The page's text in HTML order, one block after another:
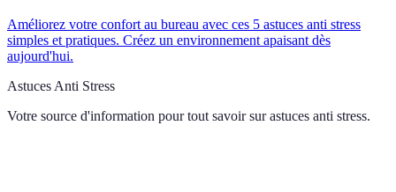
Améliorez votre confort au bureau avec ces 5 astuces anti stress
simples et pratiques. Créez un environnement apaisant dès
aujourd'hui.
Astuces Anti Stress
Votre source d'information pour tout savoir sur astuces anti stress.